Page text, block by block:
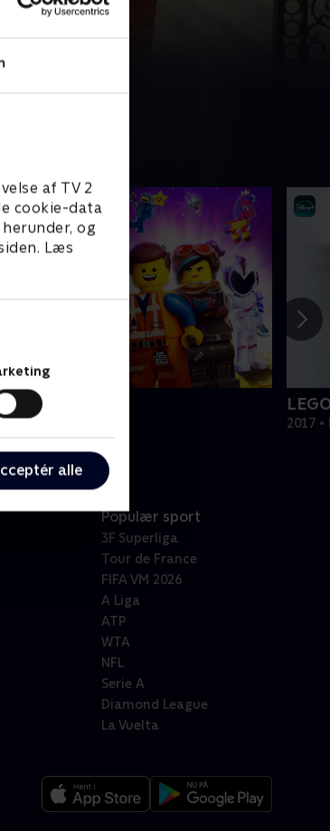
af TV 2
cookie-data
og
Læs
alle
2
t. 47 min 2017
Populær sport
3F Superliga
Tour de France
FIFA VM 2026
A Liga
ATP
WTA
NFL
Serie A
Diamond League
La Vuelta